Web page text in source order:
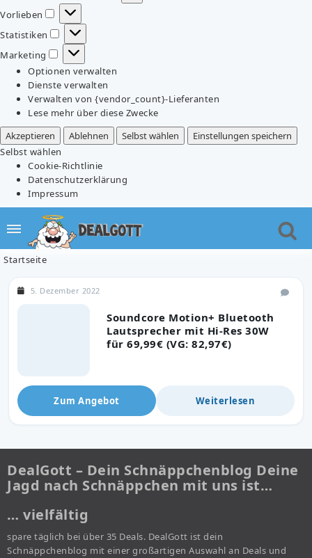
Vorlieben
Vorlieben
Statistiken
Statistiken
Marketing
Marketing
Optionen verwalten
Dienste verwalten
Verwalten von {vendor_count}-Lieferanten
Lese mehr über diese Zwecke
Akzeptieren
Ablehnen Selbst wählen
Einstellungen speichern
Selbst wählen
Cookie-Richtlinie
Datenschutzerklärung
Impressum
Startseite
Soundcore Motion+ Bluetooth
Lautsprecher mit Hi-Res 30W
für 69,99€ (VG: 82,97€)
5. Dezember 2022
Zum Angebot Weiterlesen
DealGott – Dein Schnäppchenblog Deine
Jagd nach Schnäppchen mit uns ist…
… vielfältig
spare täglich bei über 35 Deals. DealGott ist dein
Schnäppchenblog mit einer großartigen Auswahl an Deals und